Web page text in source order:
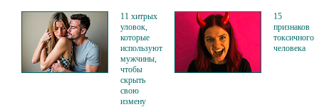
11 хитрых
уловок,
которые
используют
мужчины,
чтобы
скрыть
свою
измену
15
признаков
токсичного
человека